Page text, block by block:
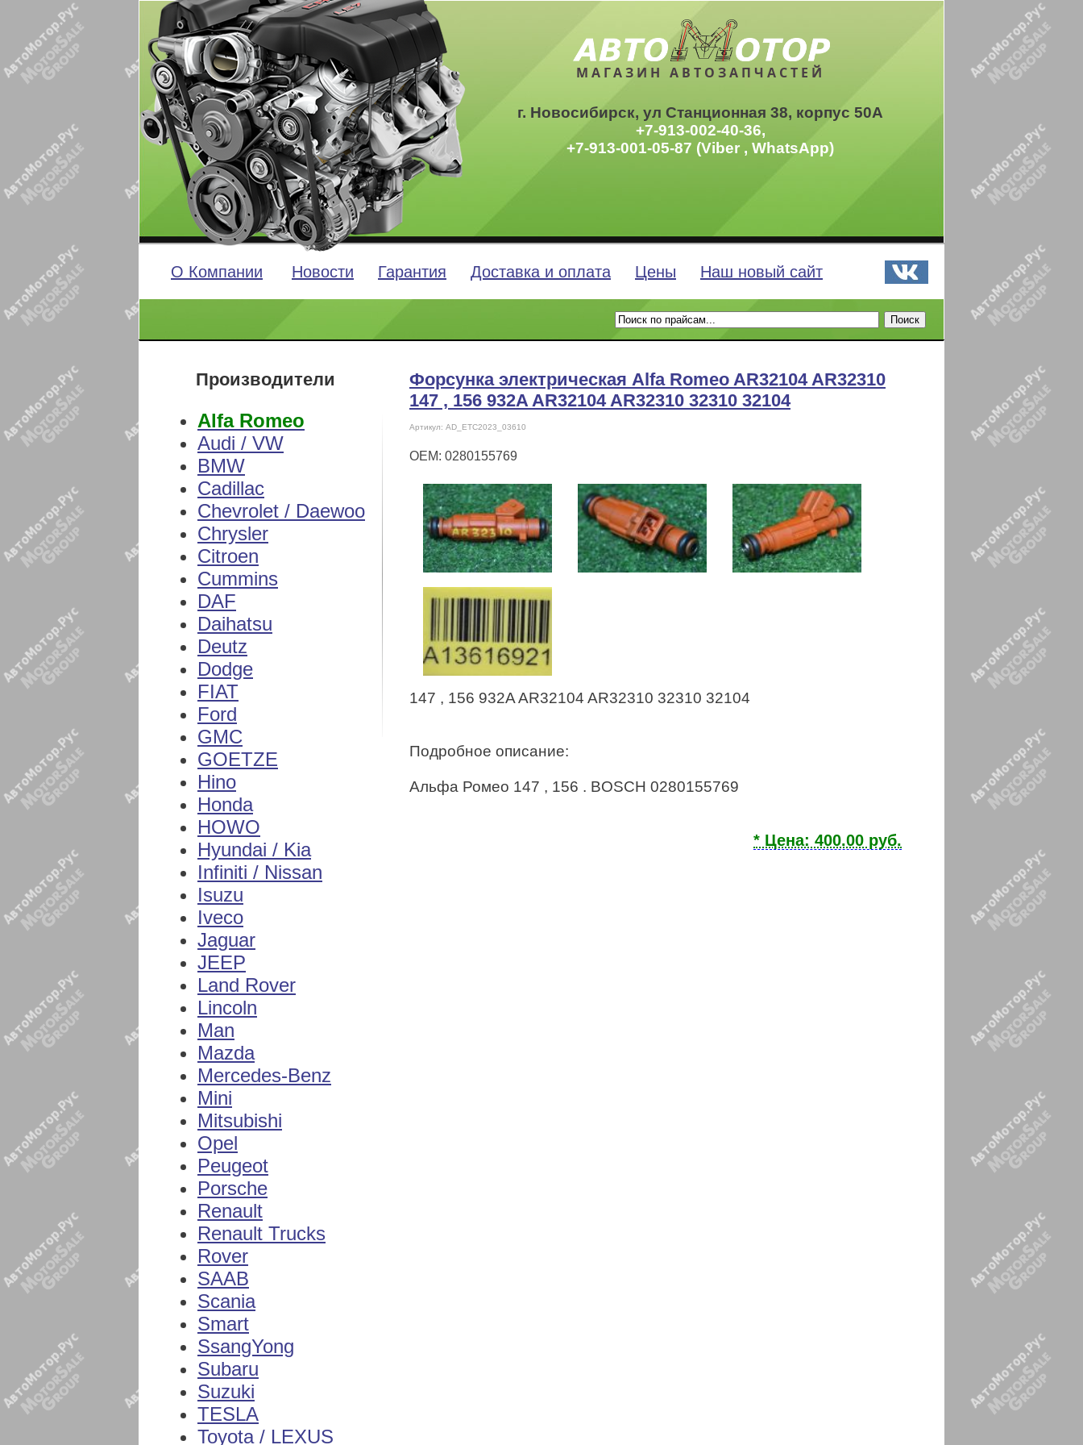
МАГАЗИН АВТОЗАПЧАСТЕЙ
г. Новосибирск, ул Станционная 38, корпус 50А
+7-913-002-40-36,
+7-913-001-05-87 (Viber , WhatsApp)
О Компании Новости Гарантия Доставка и оплата Цены Наш новый сайт
Производители
Alfa Romeo
Audi / VW
BMW
Cadillac
Chevrolet / Daewoo
Chrysler
Citroen
Cummins
DAF
Daihatsu
Deutz
Dodge
FIAT
Ford
GMC
GOETZE
Hino
Honda
HOWO
Hyundai / Kia
Infiniti / Nissan
Isuzu
Iveco
Jaguar
JEEP
Land Rover
Lincoln
Man
Mazda
Mercedes-Benz
Mini
Mitsubishi
Opel
Peugeot
Porsche
Renault
Renault Trucks
Rover
SAAB
Scania
Smart
SsangYong
Subaru
Suzuki
TESLA
Toyota / LEXUS
Форсунка электрическая Alfa Romeo AR32104 AR32310
147 , 156 932A AR32104 AR32310 32310 32104
Артикул: AD_ETC2023_03610
OEM: 0280155769
147 , 156 932A AR32104 AR32310 32310 32104
Подробное описание:
Альфа Ромео 147 , 156 . BOSCH 0280155769
* Цена: 400.00 руб.